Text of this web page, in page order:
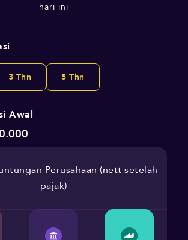
hari ini
3 Thn 5 Thn
Awal
Perusahaan (nett setelah
pajak)